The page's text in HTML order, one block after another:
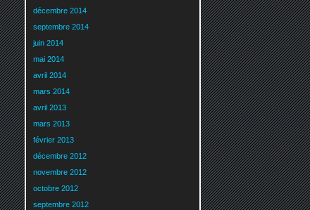
décembre 2014
septembre 2014
juin 2014
mai 2014
avril 2014
mars 2014
avril 2013
mars 2013
février 2013
décembre 2012
novembre 2012
octobre 2012
septembre 2012